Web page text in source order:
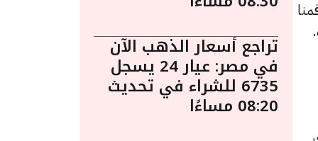
تراجع أسعار الذهب الآن
في مصر: عيار 24 يسجل
6735 للشراء في تحديث
08:20 مساءًا